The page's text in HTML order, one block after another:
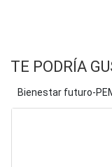
TE PODRÍA
Bienestar futuro-